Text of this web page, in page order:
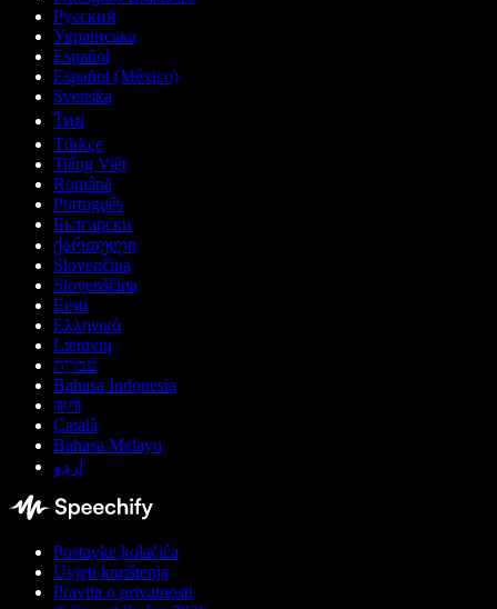
Русский
Українська
Español
Español (México)
Svenska
ไทย
Türkçe
Tiếng Việt
Română
Português
Български
ქართული
Slovenčina
Slovenščina
Eesti
Ελληνικά
Lietuvių
עברית
Bahasa Indonesia
বাংলা
Català
Bahasa Melayu
اردو
Postavke kolačića
Uvjeti korištenja
Pravila o privatnosti